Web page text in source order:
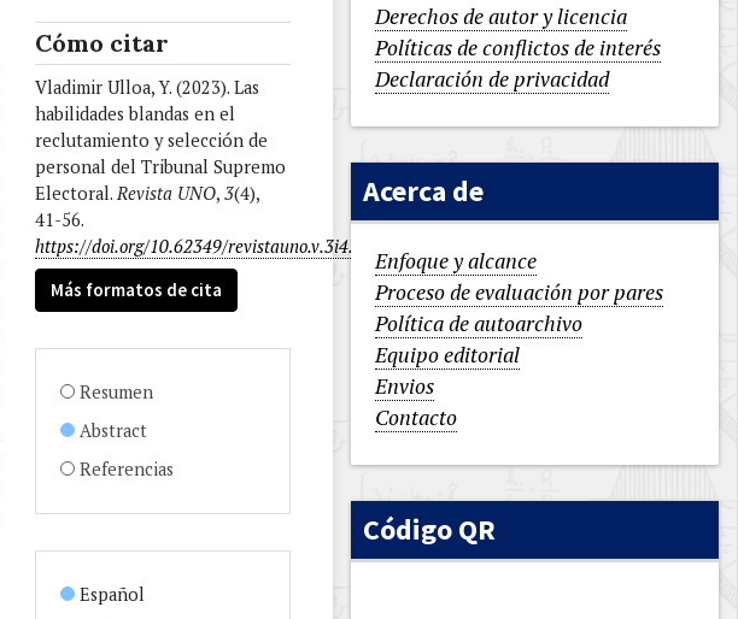
Cómo citar
Vladimir Ulloa, Y. (2023). Las
habilidades blandas en el
reclutamiento y selección de
personal del Tribunal Supremo
Electoral.Revista UNO, 3(4),
41-56.
https://doi.org/10.62349/revistauno.v.3i4.16
Más formatos de cita
Resumen
Abstract
Referencias
Español
Derechos de autor y licencia
Políticas de conflictos de interés
Declaración de privacidad
Acerca de
Enfoque y alcance
Proceso de evaluación por pares
Política de autoarchivo
Equipo editorial
Envios
Contacto
Código QR